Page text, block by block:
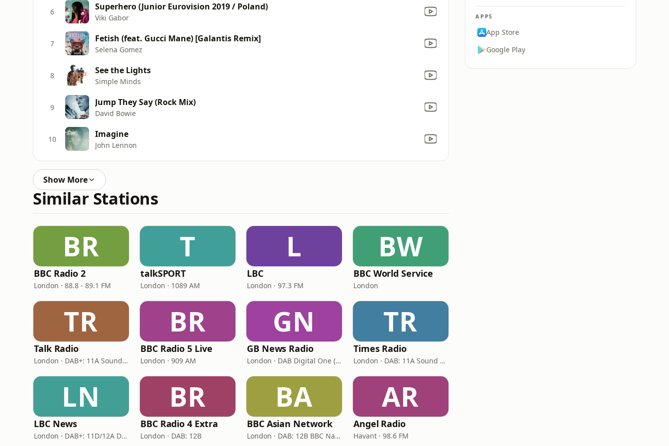
6 Superhero (Junior Eurovision 2019 / Poland)
Viki Gabor
7 Fetish (feat. Gucci Mane) [Galantis Remix]
Selena Gomez
8 See the Lights
Simple Minds
9 Jump They Say (Rock Mix)
David Bowie
10 Imagine
John Lennon
Show More
Similar Stations
BR
BBC Radio 2
London · 88.8 - 89.1 FM
T
talkSPORT
London · 1089 AM
L
LBC
London · 97.3 FM
BW
BBC World Service
London
TR
Talk Radio
London · DAB+: 11A Sound Digital
BR
BBC Radio 5 Live
London · 909 AM
GN
GB News Radio
London · DAB Digital One (UK)
TR
Times Radio
London · DAB: 11A Sound Digital
LN
LBC News
London · DAB+: 11D/12A Digital One
BR
BBC Radio 4 Extra
London · DAB: 12B
BA
BBC Asian Network
London · DAB: 12B BBC National DAB
AR
Angel Radio
Havant · 98.6 FM
APPS
App Store
Google Play